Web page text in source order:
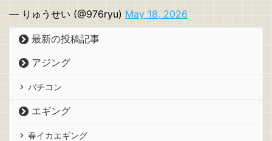
— りゅうせい (@976ryu) May 18, 2026
最新の投稿記事
アジング
バチコン
エギング
春イカエギング